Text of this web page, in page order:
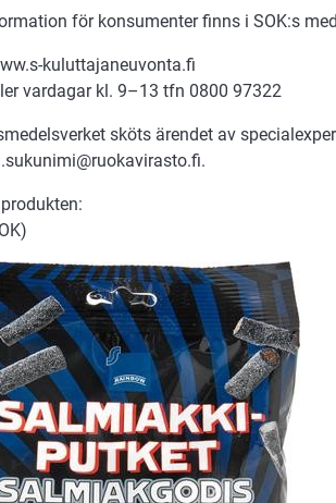
för konsumenter finns i SOK:s
kuluttajaneuvonta.fi
vardagar kl. 9–13 tfn 0800 97322
sköts ärendet av